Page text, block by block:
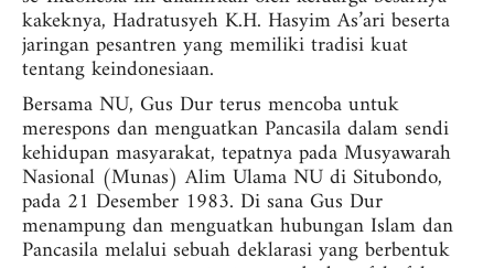
kakeknya, Hadratusyeh K.H. Hasyim As’ari beserta
jaringan pesantren yang memiliki tradisi kuat
tentang keindonesiaan.
Bersama NU, Gus Dur terus mencoba untuk
merespons dan menguatkan Pancasila dalam sendi
kehidupan masyarakat, tepatnya pada Musyawarah
Nasional (Munas) Alim Ulama NU di Situbondo,
pada 21 Desember 1983. Di sana Gus Dur
menampung dan menguatkan hubungan Islam dan
Pancasila melalui sebuah deklarasi yang berbentuk